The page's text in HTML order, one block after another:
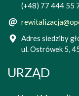
(+48) 77 444 55
Adres siedziby
ul. Ostrówek 5,
URZĄD